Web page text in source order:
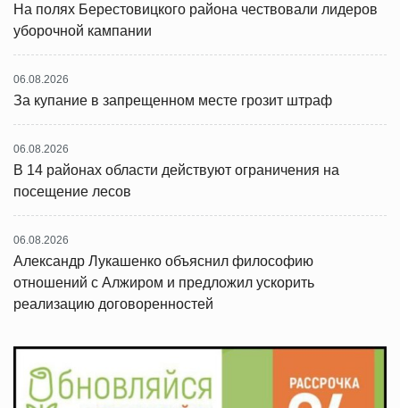
На полях Берестовицкого района чествовали лидеров
уборочной кампании
06.08.2026
За купание в запрещенном месте грозит штраф
06.08.2026
В 14 районах области действуют ограничения на
посещение лесов
06.08.2026
Александр Лукашенко объяснил философию
отношений с Алжиром и предложил ускорить
реализацию договоренностей